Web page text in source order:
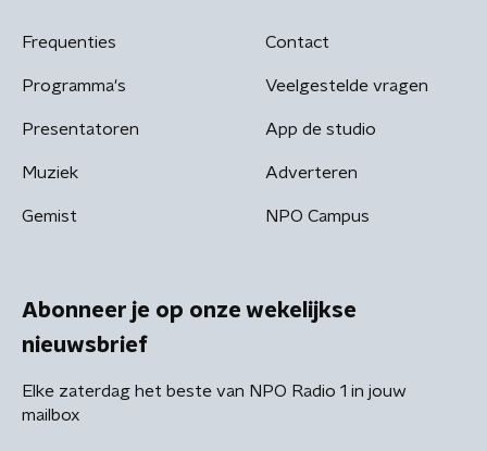
Frequenties
Programma's
Presentatoren
Muziek
Gemist
Contact
Veelgestelde vragen
App de studio
Adverteren
NPO Campus
Abonneer je op onze wekelijkse
nieuwsbrief
Elke zaterdag het beste van NPO Radio 1 in jouw
mailbox